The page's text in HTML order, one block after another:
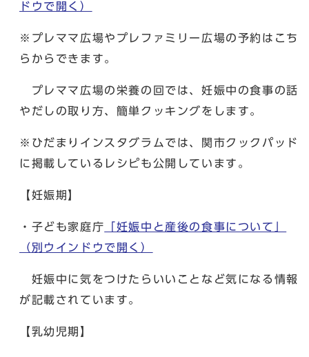
ドウで開く）
※プレママ広場やプレファミリー広場の予約はこち
らからできます。
プレママ広場の栄養の回では、妊娠中の食事の話
やだしの取り方、簡単クッキングをします。
※ひだまりインスタグラムでは、関市クックパッド
に掲載しているレシピも公開しています。
【妊娠期】
・子ども家庭庁 「妊娠中と産後の食事について」
（別ウインドウで開く）
妊娠中に気をつけたらいいことなど気になる情報
が記載されています。
【乳幼児期】